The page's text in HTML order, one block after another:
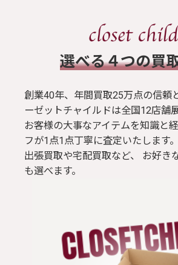
選べる４つの買
創業40年、年間買取25万点の信頼
ーゼットチャイルドは全国12店舗
お客様の大事なアイテムを知識と
フが1点1点丁寧に査定いたします。
出張買取や宅配買取など、 お好き
も選べます。